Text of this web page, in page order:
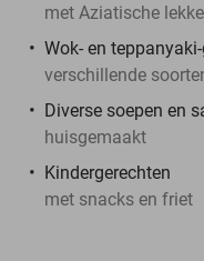
met Aziatische
Wok- en
verschillende
Diverse soepen en
huisgemaakt
Kindergerechten
met snacks en friet